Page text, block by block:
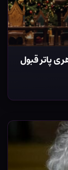
پاتر قبول